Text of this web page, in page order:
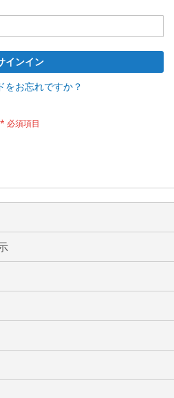
インイン
をお忘れですか？